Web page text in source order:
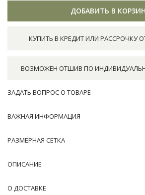
ДОБАВИТЬ В
КУПИТЬ В КРЕДИТ ИЛИ РАССРОЧКУ
ВОЗМОЖЕН ОТШИВ ПО
ЗАДАТЬ ВОПРОС О ТОВАРЕ
ВАЖНАЯ ИНФОРМАЦИЯ
РАЗМЕРНАЯ СЕТКА
ОПИСАНИЕ
О ДОСТАВКЕ